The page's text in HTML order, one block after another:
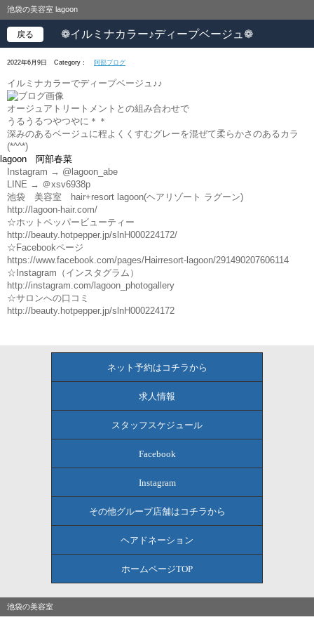
池袋の美容室 lagoon
❁イルミナカラー♪ディープベージュ❁
戻る
2022年6月9日 Category： 阿部ブログ
イルミナカラーでディープベージュ♪♪
オージュアトリートメントとの組み合わせで
うるうるつやつやに＊＊
深みのあるベージュに程よくくすむグレーを混ぜて柔らかさのあるカラ
(*^^*)
lagoon 阿部春菜
Instagram → @lagoon_abe
LINE → ＠xsv6938p
池袋 美容室 hair+resort lagoon(ヘアリゾート ラグーン)
http://lagoon-hair.com/
☆ホットペッパービューティー
http://beauty.hotpepper.jp/slnH000224172/
☆Facebookページ
https://www.facebook.com/pages/Hairresort-lagoon/291490207606114
☆Instagram（インスタグラム）
http://instagram.com/lagoon_photogallery
☆サロンへの口コミ
http://beauty.hotpepper.jp/slnH000224172
ネット予約はコチラから
求人情報
スタッフスケジュール
Facebook
Instagram
その他グループ店舗はコチラから
ヘアドネーション
ホームページTOP
池袋の美容室